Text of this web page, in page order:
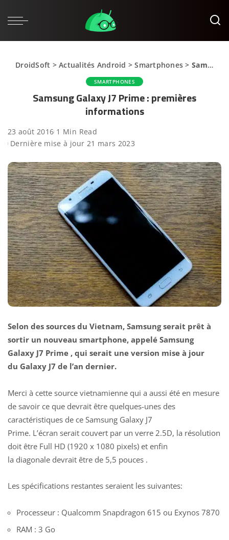
DroidSoft >Actualités Android >Smartphones > Samsung Galaxy J7 Prime : premières informations
SMARTPHONES
Samsung Galaxy J7 Prime : premières
informations
23 août 2016 1 Min Read
Dernière mise à jour 21 mars 2023
Selon des sources du Vietnam, Samsung serait prêt à
sortir un nouveau smartphone, appelé Samsung
Galaxy J7 Prime , qui serait une version mise à jour
du Galaxy J7 de l’an dernier.
Merci à cette source vietnamienne qui a aussi été en mesure
de savoir ce que devrait être quelques-unes des
caractéristiques de ce Samsung Galaxy J7
Prime. L’écran serait couvert par un verre 2.5D, la résolution
doit être Full HD (1920 x 1080 pixels) et enfin
la diagonale devrait être de 5,5 pouces .
Les spécifications restantes seraient les suivantes:
Processeur : Qualcomm Snapdragon 615 ou Exynos 7870
RAM : 3 Go